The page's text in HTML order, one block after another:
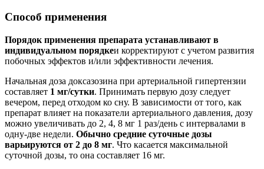
Способ применения
Порядок применения препарата устанавливают в
индивидуальном порядкеи корректируют с учетом развития
побочных эффектов и/или эффективности лечения.
Начальная доза доксазозина при артериальной гипертензии
составляет 1 мг/сутки. Принимать первую дозу следует
вечером, перед отходом ко сну. В зависимости от того, как
препарат влияет на показатели артериального давления, дозу
можно увеличивать до 2, 4, 8 мг 1 раз/день с интервалами в
одну-две недели. Обычно средние суточные дозы
варьируются от 2 до 8 мг. Что касается максимальной
суточной дозы, то она составляет 16 мг.